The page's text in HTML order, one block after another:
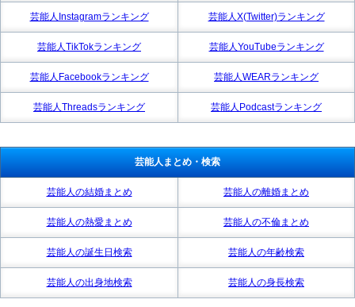
芸能人Instagramランキング 芸能人X(Twitter)ランキング
芸能人TikTokランキング 芸能人YouTubeランキング
芸能人Facebookランキング 芸能人WEARランキング
芸能人Threadsランキング 芸能人Podcastランキング
芸能人まとめ・検索
芸能人の結婚まとめ 芸能人の離婚まとめ
芸能人の熱愛まとめ 芸能人の不倫まとめ
芸能人の誕生日検索 芸能人の年齢検索
芸能人の出身地検索 芸能人の身長検索